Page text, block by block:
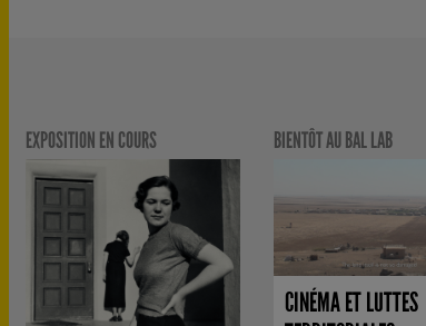
EXPOSITION EN COURS BIENTÔT AU BAL LAB
CINÉMA ET LUTTES